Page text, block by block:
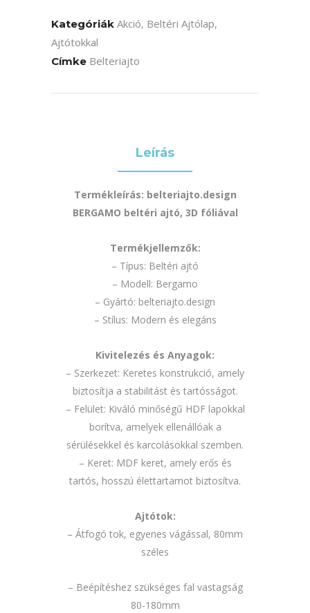
Kategóriák Akció, Beltéri Ajtólap,
Ajtótokkal
Címke Belteriajto
Leírás
Termékleírás: belteriajto.design
BERGAMO beltéri ajtó, 3D fóliával
Termékjellemzők:
– Típus: Beltéri ajtó
– Modell: Bergamo
– Gyártó: belteriajto.design
– Stílus: Modern és elegáns
Kivitelezés és Anyagok:
– Szerkezet: Keretes konstrukció, amely
biztosítja a stabilitást és tartósságot.
– Felület: Kiváló minőségű HDF lapokkal
borítva, amelyek ellenállóak a
sérülésekkel és karcolásokkal szemben.
– Keret: MDF keret, amely erős és
tartós, hosszú élettartamot biztosítva.
Ajtótok:
– Átfogó tok, egyenes vágással, 80mm
széles
– Beépítéshez szükséges fal vastagság
80-180mm